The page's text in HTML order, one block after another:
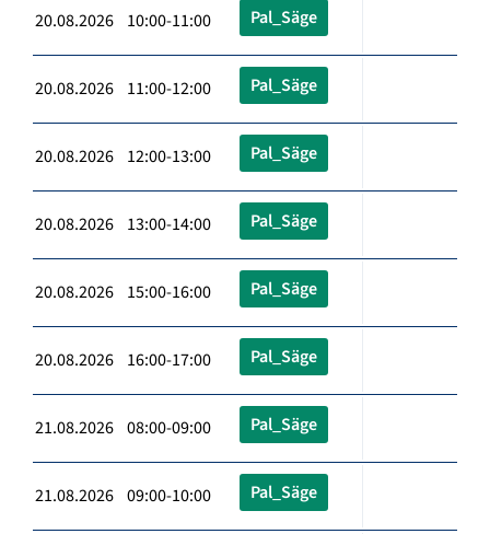
20.08.2026 10:00-11:00 Pal_Säge
20.08.2026 11:00-12:00 Pal_Säge
20.08.2026 12:00-13:00 Pal_Säge
20.08.2026 13:00-14:00 Pal_Säge
20.08.2026 15:00-16:00 Pal_Säge
20.08.2026 16:00-17:00 Pal_Säge
21.08.2026 08:00-09:00 Pal_Säge
21.08.2026 09:00-10:00 Pal_Säge